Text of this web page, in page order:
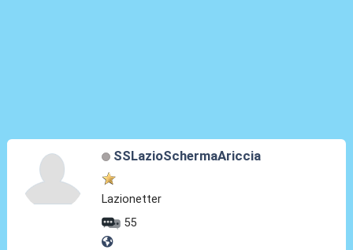
SSLazioSchermaAriccia
Lazionetter
55